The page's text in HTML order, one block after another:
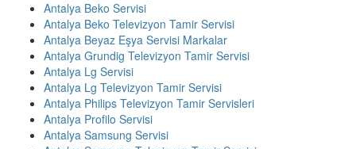
Antalya Beko Servisi
Antalya Beko Televizyon Tamir Servisi
Antalya Beyaz Eşya Servisi Markalar
Antalya Grundig Televizyon Tamir Servisi
Antalya Lg Servisi
Antalya Lg Televizyon Tamir Servisi
Antalya Philips Televizyon Tamir Servisleri
Antalya Profilo Servisi
Antalya Samsung Servisi